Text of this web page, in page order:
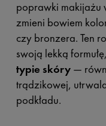
poprawki makijażu
zmieni bowiem
czy bronzera. Ten
swoją lekką formułę,
typie skóry—
trądzikowej,
podkładu.